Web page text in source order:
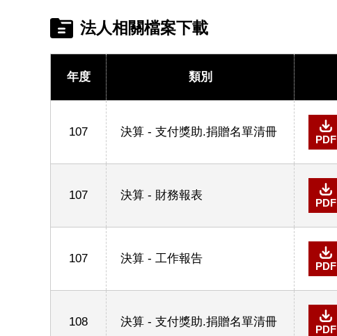
法人相關檔案下載
年度 類別
107 決算 - 支付獎助.捐贈名單清冊
PDF
107 決算 - 財務報表
PDF
107 決算 - 工作報告
PDF
108 決算 - 支付獎助.捐贈名單清冊
PDF